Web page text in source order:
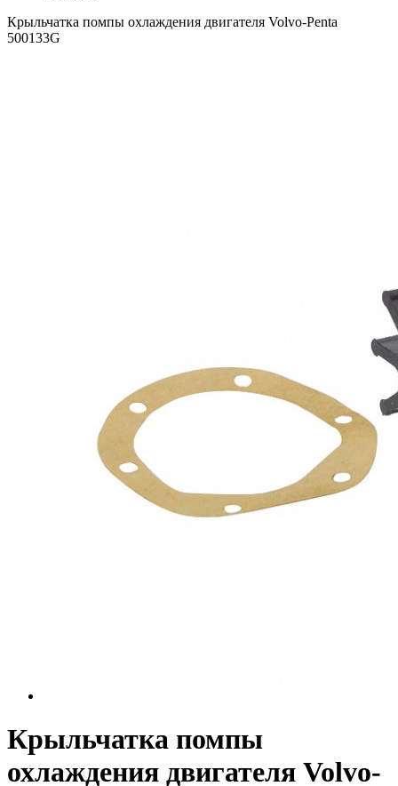
Крыльчатка помпы охлаждения двигателя Volvo-Penta
500133G
Крыльчатка помпы
охлаждения двигателя Volvo-